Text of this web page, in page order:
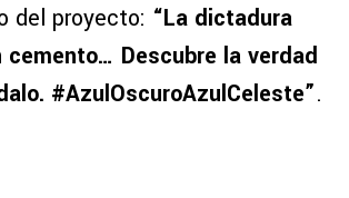
del proyecto: “La dictadura
Descubre la verdad
#AzulOscuroAzulCeleste”.